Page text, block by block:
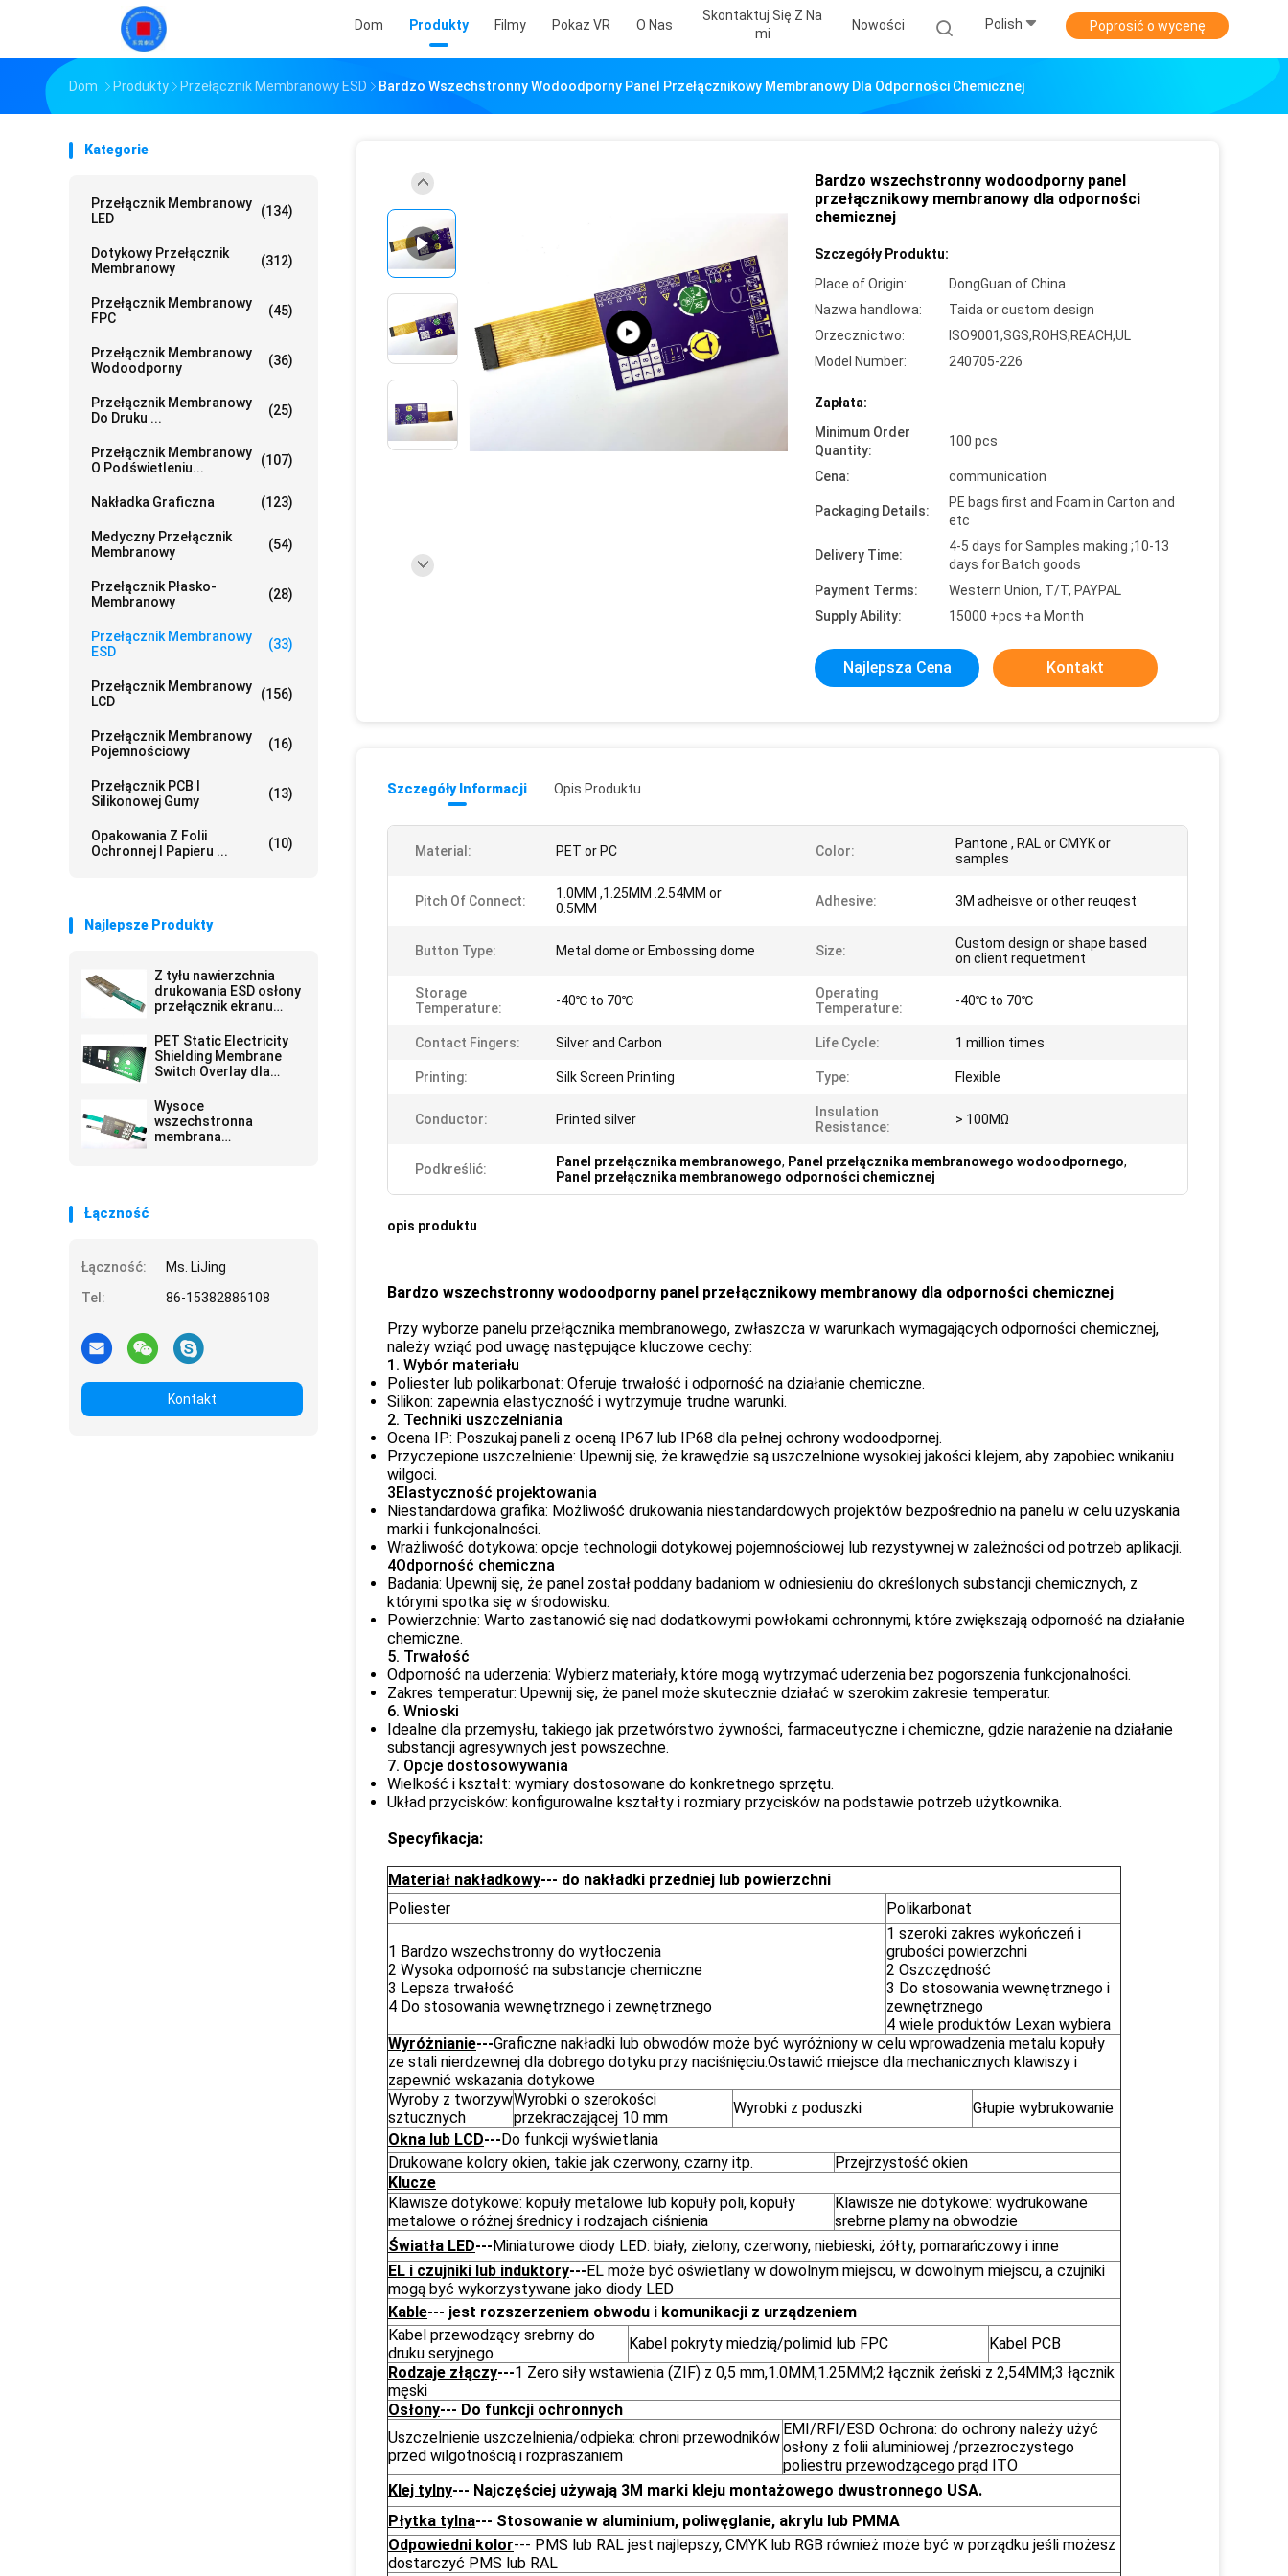
Dom Produkty Filmy Pokaz VR O Nas
Skontaktuj Się Z Na
Mi
Nowości Polish Poprosić o wycenę
Dom Produkty Przełącznik Membranowy ESD Bardzo Wszechstronny Wodoodporny Panel Przełącznikowy Membranowy Dla Odporności Chemicznej
Kategorie
Przełącznik Membranowy
LED
(134)
Dotykowy Przełącznik
Membranowy
(312)
Przełącznik Membranowy
FPC
(45)
Przełącznik Membranowy
Wodoodporny
(36)
Przełącznik Membranowy
Do Druku ...
(25)
Przełącznik Membranowy
O Podświetleniu...
(107)
Nakładka Graficzna (123)
Medyczny Przełącznik
Membranowy
(54)
Przełącznik Płasko-
Membranowy
(28)
Przełącznik Membranowy
ESD
(33)
Przełącznik Membranowy
LCD
(156)
Przełącznik Membranowy
Pojemnościowy
(16)
Przełącznik PCB I
Silikonowej Gumy
(13)
Opakowania Z Folii
Ochronnej I Papieru ...
(10)
Najlepsze Produkty
Z tyłu nawierzchnia
drukowania ESD osłony
przełącznik ekranu
klawiszy
PET Static Electricity
Shielding Membrane
Switch Overlay dla
komputerowej
Wysoce
wszechstronna
membrana
Łączność
Łączność:
Ms. LiJing
Tel:
86-15382886108
Kontakt
Bardzo wszechstronny wodoodporny panel
przełącznikowy membranowy dla odporności
chemicznej
Szczegóły Produktu:
Place of Origin:
DongGuan of China
Nazwa handlowa:
Taida or custom design
Orzecznictwo:
ISO9001,SGS,ROHS,REACH,UL
Model Number:
240705-226
Zapłata:
Minimum Order
Quantity:
100 pcs
Cena: communication
Packaging Details:
PE bags first and Foam in Carton and
etc
Delivery Time:
4-5 days for Samples making ;10-13
days for Batch goods
Payment Terms:
Western Union, T/T, PAYPAL
Supply Ability:
15000 +pcs +a Month
Najlepsza Cena Kontakt
Szczegóły Informacji Opis Produktu
Material: PET or PC Color:
Pantone , RAL or CMYK or
samples
Pitch Of Connect:
1.0MM ,1.25MM .2.54MM or
0.5MM
Adhesive: 3M adheisve or other reuqest
Button Type: Metal dome or Embossing dome Size:
Custom design or shape based
on client requetment
Storage
Temperature:
-40℃ to 70℃
Operating
Temperature:
-40℃ to 70℃
Contact Fingers: Silver and Carbon Life Cycle: 1 million times
Printing: Silk Screen Printing Type: Flexible
Conductor: Printed silver
Insulation
Resistance:
> 100MΩ
Podkreślić: Panel przełącznika membranowego, Panel przełącznika membranowego wodoodpornego,
Panel przełącznika membranowego odporności chemicznej
opis produktu
Bardzo wszechstronny wodoodporny panel przełącznikowy membranowy dla odporności chemicznej
Przy wyborze panelu przełącznika membranowego, zwłaszcza w warunkach wymagających odporności chemicznej,
należy wziąć pod uwagę następujące kluczowe cechy:
1. Wybór materiału
Poliester lub polikarbonat: Oferuje trwałość i odporność na działanie chemiczne.
Silikon: zapewnia elastyczność i wytrzymuje trudne warunki.
2. Techniki uszczelniania
Ocena IP: Poszukaj paneli z oceną IP67 lub IP68 dla pełnej ochrony wodoodpornej.
Przyczepione uszczelnienie: Upewnij się, że krawędzie są uszczelnione wysokiej jakości klejem, aby zapobiec wnikaniu
wilgoci.
3Elastyczność projektowania
Niestandardowa grafika: Możliwość drukowania niestandardowych projektów bezpośrednio na panelu w celu uzyskania
marki i funkcjonalności.
Wrażliwość dotykowa: opcje technologii dotykowej pojemnościowej lub rezystywnej w zależności od potrzeb aplikacji.
4Odporność chemiczna
Badania: Upewnij się, że panel został poddany badaniom w odniesieniu do określonych substancji chemicznych, z
którymi spotka się w środowisku.
Powierzchnie: Warto zastanowić się nad dodatkowymi powłokami ochronnymi, które zwiększają odporność na działanie
chemiczne.
5. Trwałość
Odporność na uderzenia: Wybierz materiały, które mogą wytrzymać uderzenia bez pogorszenia funkcjonalności.
Zakres temperatur: Upewnij się, że panel może skutecznie działać w szerokim zakresie temperatur.
6. Wnioski
Idealne dla przemysłu, takiego jak przetwórstwo żywności, farmaceutyczne i chemiczne, gdzie narażenie na działanie
substancji agresywnych jest powszechne.
7. Opcje dostosowywania
Wielkość i kształt: wymiary dostosowane do konkretnego sprzętu.
Układ przycisków: konfigurowalne kształty i rozmiary przycisków na podstawie potrzeb użytkownika.
Specyfikacja:
Materiał nakładkowy--- do nakładki przedniej lub powierzchni
Poliester
Polikarbonat
1 Bardzo wszechstronny do wytłoczenia
2 Wysoka odporność na substancje chemiczne
3 Lepsza trwałość
4 Do stosowania wewnętrznego i zewnętrznego
1 szeroki zakres wykończeń i
grubości powierzchni
2 Oszczędność
3 Do stosowania wewnętrznego i
zewnętrznego
4 wiele produktów Lexan wybiera
Wyróżnianie---Graficzne nakładki lub obwodów może być wyróżniony w celu wprowadzenia metalu kopuły
ze stali nierdzewnej dla dobrego dotyku przy naciśnięciu.Ostawić miejsce dla mechanicznych klawiszy i
zapewnić wskazania dotykowe
Wyroby z tworzyw
sztucznych
Wyrobki o szerokości
przekraczającej 10 mm
Wyrobki z poduszki
Głupie wybrukowanie
Okna lub LCD---Do funkcji wyświetlania
Drukowane kolory okien, takie jak czerwony, czarny itp.
Przejrzystość okien
Klucze
Klawisze dotykowe: kopuły metalowe lub kopuły poli, kopuły
metalowe o różnej średnicy i rodzajach ciśnienia
Klawisze nie dotykowe: wydrukowane
srebrne plamy na obwodzie
Światła LED---Miniaturowe diody LED: biały, zielony, czerwony, niebieski, żółty, pomarańczowy i inne
EL i czujniki lub induktory---EL może być oświetlany w dowolnym miejscu, w dowolnym miejscu, a czujniki
mogą być wykorzystywane jako diody LED
Kable--- jest rozszerzeniem obwodu i komunikacji z urządzeniem
Kabel przewodzący srebrny do
druku seryjnego
Kabel pokryty miedzią/polimid lub FPC
Kabel PCB
Rodzaje złączy---1 Zero siły wstawienia (ZIF) z 0,5 mm,1.0MM,1.25MM;2 łącznik żeński z 2,54MM;3 łącznik
męski
Osłony--- Do funkcji ochronnych
Uszczelnienie uszczelnienia/odpieka: chroni przewodników
przed wilgotnością i rozpraszaniem
EMI/RFI/ESD Ochrona: do ochrony należy użyć
osłony z folii aluminiowej /przezroczystego
poliestru przewodzącego prąd ITO
Klej tylny--- Najczęściej używają 3M marki kleju montażowego dwustronnego USA.
Płytka tylna--- Stosowanie w aluminium, poliwęglanie, akrylu lub PMMA
Odpowiedni kolor--- PMS lub RAL jest najlepszy, CMYK lub RGB również może być w porządku jeśli możesz
dostarczyć PMS lub RAL